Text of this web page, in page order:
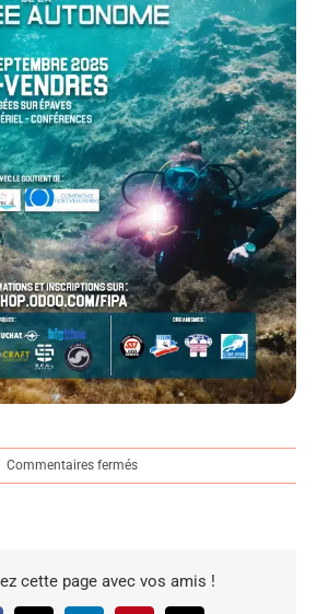
Commentaires ferméssur
Festival
Plongée
cette page avec vos amis !